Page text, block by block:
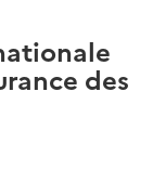
des